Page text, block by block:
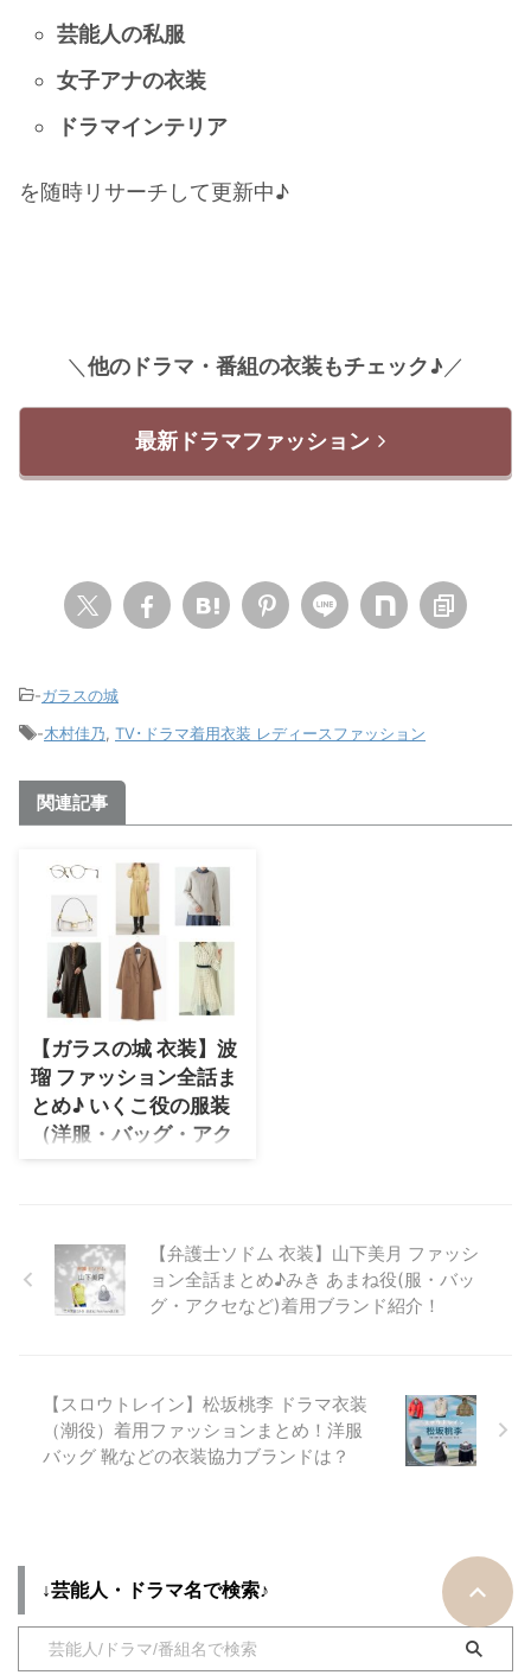
芸能人の私服
女子アナの衣装
ドラマインテリア
を随時リサーチして更新中♪
＼ 他のドラマ・番組の衣装もチェック♪ ／
最新ドラマファッション
-ガラスの城
-木村佳乃 TV･ドラマ着用衣装 レディースファッション
関連記事
【ガラスの城 衣装】波
瑠 ファッション全話ま
とめ♪ いくこ役の服装
（洋服・バッグ・アク
セなど）衣装協力ブラ
いくこ役）の衣装・服装（服･バ
ッグ･アクセ・靴など）やドラマ
ファッションのコーデを着用シー
ン別・コーデ別に紹介♪
【弁護士ソドム 衣装】山下美月 ファッシ
ョン全話まとめ♪みき あまね役(服・バッ
グ・アクセなど)着用ブランド紹介！
【スロウトレイン】松坂桃李 ドラマ衣装
（潮役）着用ファッションまとめ！洋服
バッグ 靴などの衣装協力ブランドは？
↓芸能人・ドラマ名で検索♪